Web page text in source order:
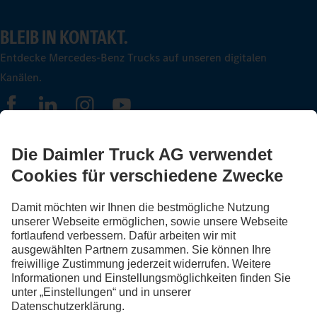
BLEIB IN KONTAKT.
Entdecke Mercedes-Benz Trucks auf unseren digitalen
Kanälen.
FOLLOW THE ROADSTARS.
Tausche jetzt Erfahrungen mit anderen Truckerinnen und
Truckern aus.
Steig ein